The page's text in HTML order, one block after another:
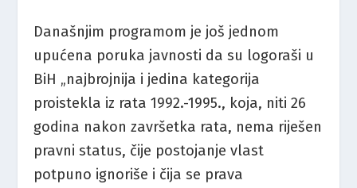
Današnjim programom je još jednom
upućena poruka javnosti da su logoraši u
BiH „najbrojnija i jedina kategorija
proistekla iz rata 1992.-1995., koja, niti 26
godina nakon završetka rata, nema riješen
pravni status, čije postojanje vlast
potpuno ignoriše i čija se prava